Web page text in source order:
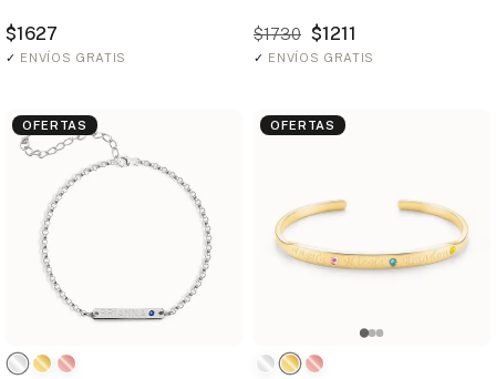
$1627
✓ ENVÍOS GRATIS
$1730 $1211
✓ ENVÍOS GRATIS
OFERTAS OFERTAS